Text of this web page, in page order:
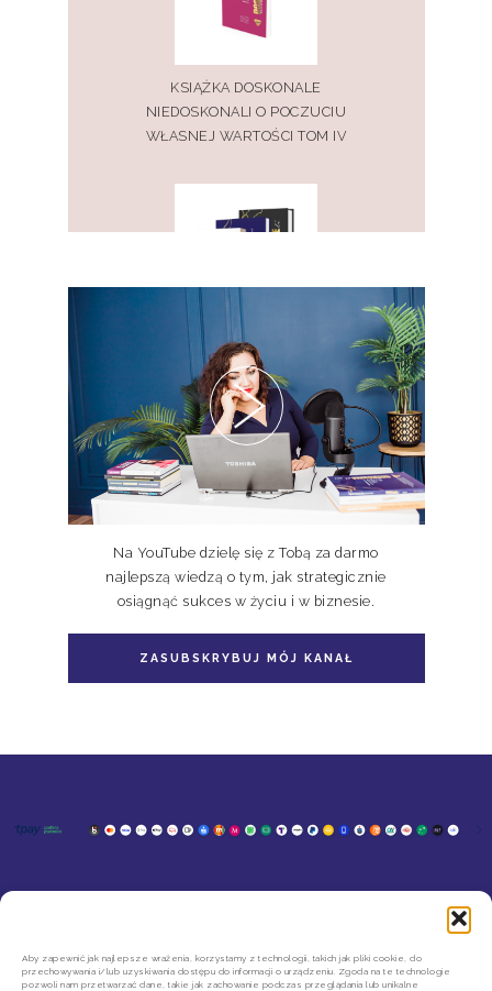
Aby zapewnić jak najlepsze wrażenia, korzystamy z technologii, takich jak pliki cookie, do
przechowywania i/lub uzyskiwania dostępu do informacji o urządzeniu. Zgoda na te technologie
pozwoli nam przetwarzać dane, takie jak zachowanie podczas przeglądania lub unikalne
KSIĄŻKA DOSKONALE
NIEDOSKONALI O POCZUCIU
WŁASNEJ WARTOŚCI TOM IV
PAKIET KSIĄŻEK DOSKONALE
NIEDOSKONALI TOM I, II, III
Na YouTube dzielę się z Tobą za darmo
najlepszą wiedzą o tym, jak strategicznie
osiągnąć sukces w życiu i w biznesie.
ZASUBSKRYBUJ MÓJ KANAŁ
REGULAMIN SKLEPU
POLITYKA PRYWATNOŚCI